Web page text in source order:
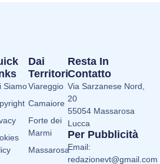
Dai
Territori
Viareggio
Camaiore
Forte dei
Marmi
Massarosa
Siamo
Resta In
Contatto
Via Sarzanese Nord,
20
55054 Massarosa
Lucca
Per Pubblicità
Email:
redazionevt@gmail.com